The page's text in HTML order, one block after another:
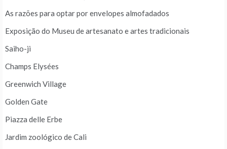
As razões para optar por envelopes almofadados
Exposição do Museu de artesanato e artes tradicionais
Saiho-ji
Champs Elysées
Greenwich Village
Golden Gate
Piazza delle Erbe
Jardim zoológico de Cali